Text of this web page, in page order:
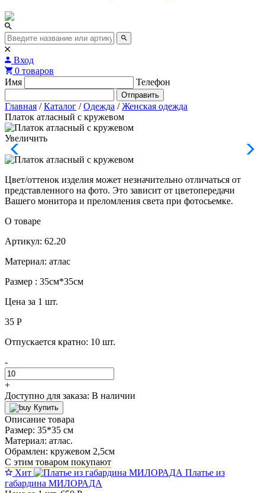
Вход
0 товаров
Имя
Телефон
Отправить
Главная / Каталог / Одежда / Женская одежда
Платок атласный с кружевом
Увеличить
Цвет/оттенок изделия может незначительно отличаться от
представленного на фото. Это зависит от цветопередачи
Вашего монитора и преломления света при фотосьемке.
О товаре
Артикул: 62.20
Материал: атлас
Размер : 35см*35см
Цена за 1 шт.
35 Р
Отпускается кратно: 10 шт.
-
+
Доступно для заказа: В наличии
Купить
Описание товара
Размер: 35*35 см
Материал: атлас.
Обрамлен: кружевом 2,5см
С этим товаром покупают
Хит
Платье из
габардина МИЛОРАДА